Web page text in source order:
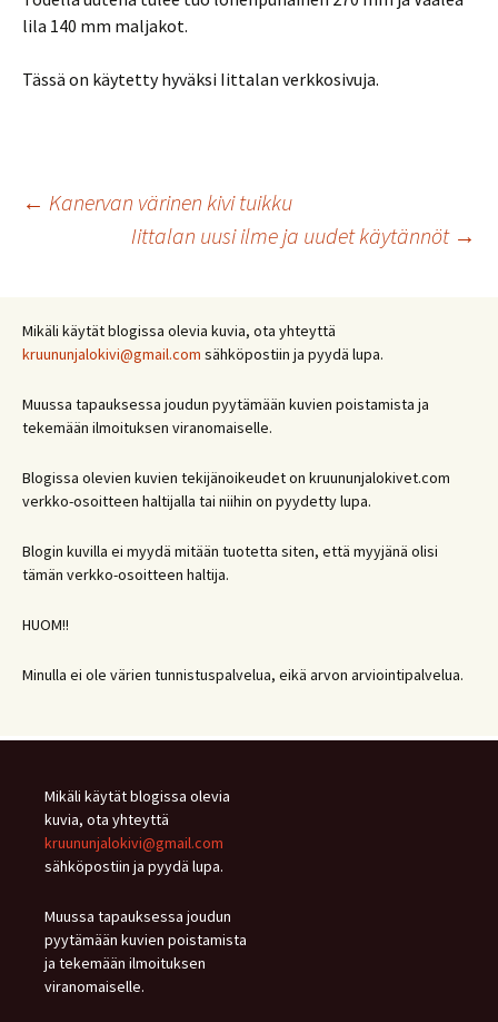
lila 140 mm maljakot.
Tässä on käytetty hyväksi Iittalan verkkosivuja.
Artikkelien
← Kanervan värinen kivi tuikku
Iittalan uusi ilme ja uudet käytännöt →
Mikäli käytät blogissa olevia kuvia, ota yhteyttä
kruununjalokivi@gmail.com sähköpostiin ja pyydä lupa.
Muussa tapauksessa joudun pyytämään kuvien poistamista ja
tekemään ilmoituksen viranomaiselle.
Blogissa olevien kuvien tekijänoikeudet on kruununjalokivet.com
verkko-osoitteen haltijalla tai niihin on pyydetty lupa.
Blogin kuvilla ei myydä mitään tuotetta siten, että myyjänä olisi
tämän verkko-osoitteen haltija.
HUOM!!
Minulla ei ole värien tunnistuspalvelua, eikä arvon arviointipalvelua.
Mikäli käytät blogissa olevia
kuvia, ota yhteyttä
kruununjalokivi@gmail.com
sähköpostiin ja pyydä lupa.
Muussa tapauksessa joudun
pyytämään kuvien poistamista
ja tekemään ilmoituksen
viranomaiselle.